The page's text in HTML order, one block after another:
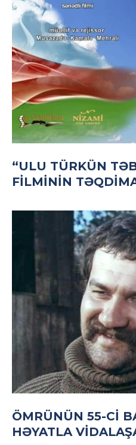
“ULU TÜRKÜN
FILMININ
ÖMRÜNÜN 55-CI
HƏYATLA